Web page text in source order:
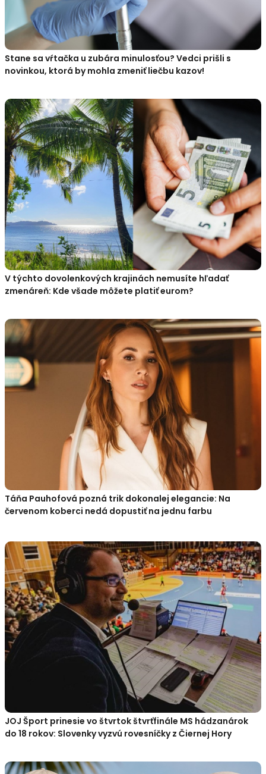
Stane sa vŕtačka u zubára minulosťou? Vedci prišli s
novinkou, ktorá by mohla zmeniť liečbu kazov!
V týchto dovolenkových krajinách nemusíte hľadať
zmenáreň: Kde všade môžete platiť eurom?
Táňa Pauhofová pozná trik dokonalej elegancie: Na
červenom koberci nedá dopustiť na jednu farbu
JOJ Šport prinesie vo štvrtok štvrťfinále MS hádzanárok
do 18 rokov: Slovenky vyzvú rovesníčky z Čiernej Hory